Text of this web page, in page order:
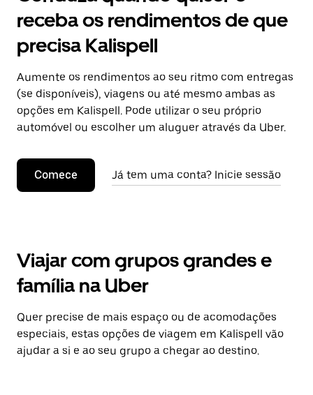
receba os rendimentos de que
precisa Kalispell
Aumente os rendimentos ao seu ritmo com entregas
(se disponíveis), viagens ou até mesmo ambas as
opções em Kalispell. Pode utilizar o seu próprio
automóvel ou escolher um aluguer através da Uber.
Comece Já tem uma conta? Inicie sessão
Viajar com grupos grandes e
família na Uber
Quer precise de mais espaço ou de acomodações
especiais, estas opções de viagem em Kalispell vão
ajudar a si e ao seu grupo a chegar ao destino.